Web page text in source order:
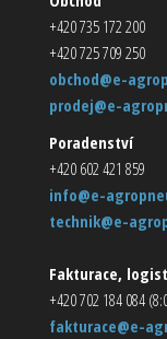
+420 735 172 200
+420 725 709 250
obchod@e-
prodej@e-
Poradenství
+420 602 421 859
info@e-
technik@e-
Fakturace,
+420 702 184 084
fakturace@e-